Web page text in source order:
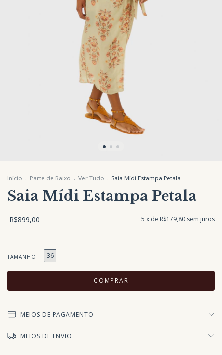
Início . Parte de Baixo . Ver Tudo . Saia Mídi Estampa Petala
Saia Mídi Estampa Petala
R$899,00 5 x de R$179,80 sem juros
TAMANHO 36
MEIOS DE PAGAMENTO
MEIOS DE ENVIO